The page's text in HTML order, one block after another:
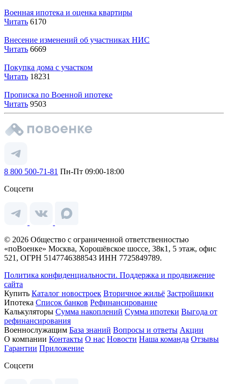
Военная ипотека и оценка квартиры
Читать 6170
Внесение изменений об участниках НИС
Читать 6669
Покупка дома с участком
Читать 18231
Прописка по Военной ипотеке
Читать 9503
8 800 500-71-81 Пн-Пт 09:00-18:00
Соцсети
© 2026 Общество с ограниченной ответственностью
«поВоенке» Москва, Хорошёвское шоссе, 38к1, 5 этаж, офис
521, ОГРН 5147746388543 ИНН 7725849789.
Политика конфиденциальности. Поддержка и продвижение
сайта
Купить Каталог новостроек Вторичное жильё Застройщики
Ипотека Список банков Рефинансирование
Калькуляторы Сумма накоплений Сумма ипотеки Выгода от
рефинансирования
Военнослужащим База знаний Вопросы и ответы Акции
О компании Контакты О нас Новости Наша команда Отзывы
Гарантии Приложение
Соцсети